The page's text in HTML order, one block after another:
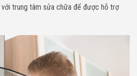
với trung tâm sửa chữa để được hỗ trợ